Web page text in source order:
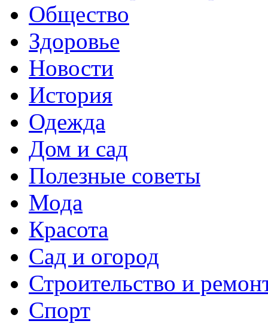
Общество
Здоровье
Новости
История
Одежда
Дом и сад
Полезные советы
Мода
Красота
Сад и огород
Строительство и
Спорт